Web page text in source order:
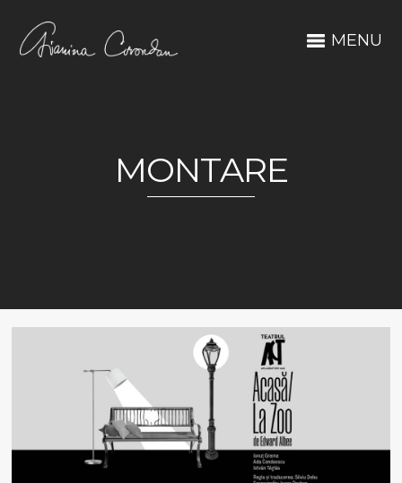
MENU
MONTARE